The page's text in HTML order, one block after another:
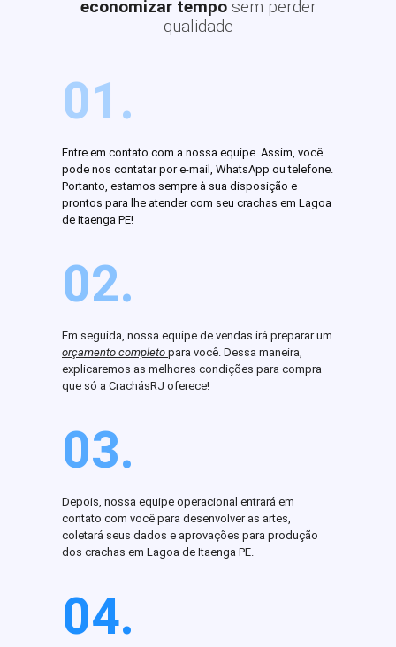
economizar tempo sem perder
qualidade
01.
Entre em contato com a nossa equipe. Assim, você
pode nos contatar por e-mail, WhatsApp ou telefone.
Portanto, estamos sempre à sua disposição e
prontos para lhe atender com seu crachas em Lagoa
de Itaenga PE!
02.
Em seguida, nossa equipe de vendas irá preparar um
orçamento completo para você. Dessa maneira,
explicaremos as melhores condições para compra
que só a CrachásRJ oferece!
03.
Depois, nossa equipe operacional entrará em
contato com você para desenvolver as artes,
coletará seus dados e aprovações para produção
dos crachas em Lagoa de Itaenga PE.
04.